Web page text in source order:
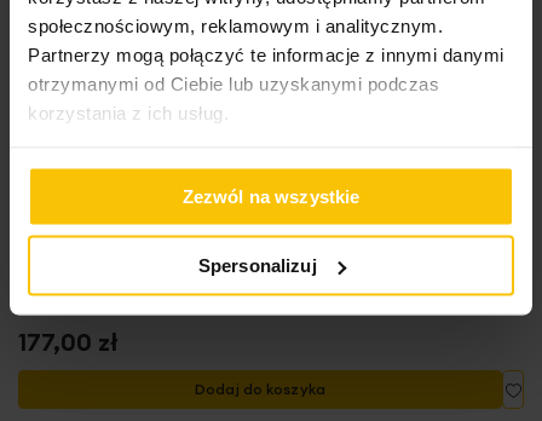
społecznościowym, reklamowym i analitycznym.
Partnerzy mogą połączyć te informacje z innymi danymi
otrzymanymi od Ciebie lub uzyskanymi podczas
korzystania z ich usług.
Zezwól na wszystkie
Spersonalizuj
Firana biała z gładkiego mlecznego woalu
wykończona szwem obciążającym VIOLET 150x180 cm
fala 1:2
177,00 zł
Dodaj do koszyka